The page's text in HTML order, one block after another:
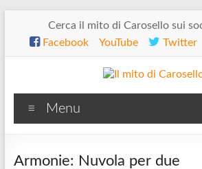
contenuto
Cerca il mito di Carosello sui
Facebook
YouTube Twitter
Il
mito
di
Menu
Armonie: Nuvola per due